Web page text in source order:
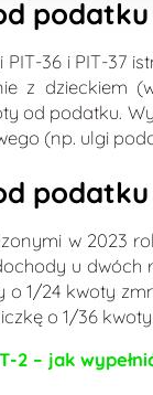
36 i PIT-37
z dzieckiem
od podatku.
(np. ulgi
w 2023
u
1/24 kwoty
o 1/36
2 – jak